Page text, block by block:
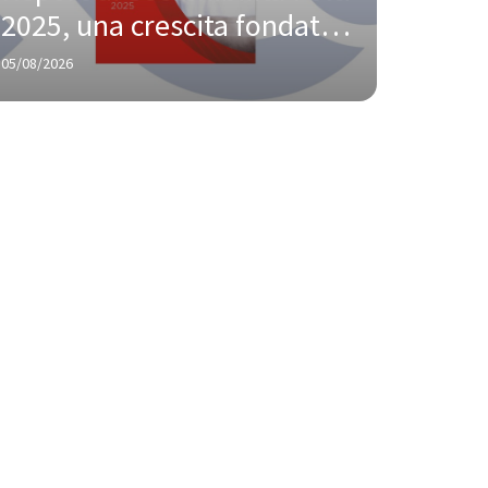
2025, una crescita fondata
su innovazione e
responsabilità
05/08/2026